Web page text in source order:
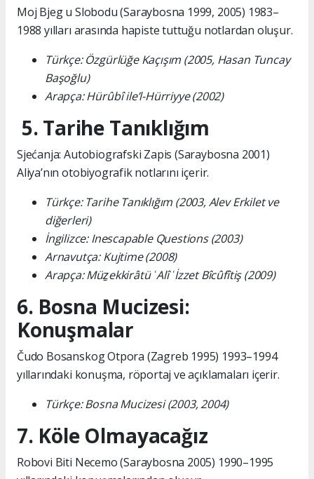
Moj Bjeg u Slobodu (Saraybosna 1999, 2005) 1983–
1988 yılları arasında hapiste tuttuğu notlardan oluşur.
Türkçe: Özgürlüğe Kaçışım (2005, Hasan Tuncay
Başoğlu)
Arapça: Hürûbî ile’l-Hürriyye (2002)
5. Tarihe Tanıklığım
Sjećanja: Autobiografski Zapis (Saraybosna 2001)
Aliya’nın otobiyografik notlarını içerir.
Türkçe: Tarihe Tanıklığım (2003, Alev Erkilet ve
diğerleri)
İngilizce: Inescapable Questions (2003)
Arnavutça: Kujtime (2008)
Arapça: Müẕekkirâtü ʿAlî ʿİzzet Bîcûfîtiş (2009)
6. Bosna Mucizesi:
Konuşmalar
Čudo Bosanskog Otpora (Zagreb 1995) 1993–1994
yıllarındaki konuşma, röportaj ve açıklamaları içerir.
Türkçe: Bosna Mucizesi (2003, 2004)
7. Köle Olmayacağız
Robovi Biti Necemo (Saraybosna 2005) 1990–1995